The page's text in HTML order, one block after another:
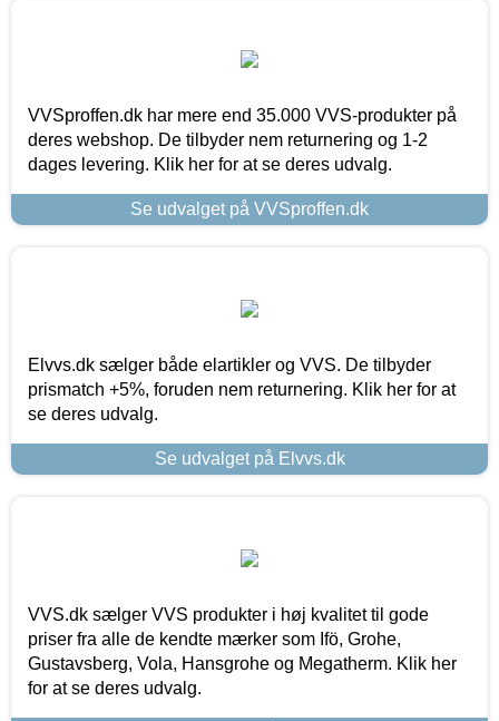
VVSproffen.dk har mere end 35.000 VVS-produkter på
deres webshop. De tilbyder nem returnering og 1-2
dages levering. Klik her for at se deres udvalg.
Se udvalget på VVSproffen.dk
Elvvs.dk sælger både elartikler og VVS. De tilbyder
prismatch +5%, foruden nem returnering. Klik her for at
se deres udvalg.
Se udvalget på Elvvs.dk
VVS.dk sælger VVS produkter i høj kvalitet til gode
priser fra alle de kendte mærker som Ifö, Grohe,
Gustavsberg, Vola, Hansgrohe og Megatherm. Klik her
for at se deres udvalg.